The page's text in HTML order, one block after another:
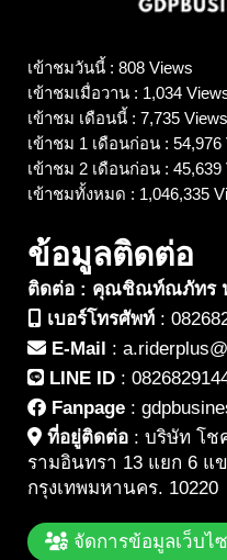
เข้าชมวันนี้ : 808 Views
เข้าชมเมื่อวาน : 1,034
เข้าชม เดือนนี้ : 7,735 Views
เข้าชม 1 เดือนก่อน : 54,976
เข้าชม 2 เดือนก่อน : 45,639
เข้าชมทั้งหมด : 1,046,335
ข้อมูลติดต่อ
ติดต่อ : คุณชิณท์ณภัทร ห
เบอร์โทรศัพท์ :
E-Mail :
LINE ID :
Fanpage :
ที่อยู่ติดต่อ : บริษัท โช
รามอินทรา 13 แยก 6 แ
กรุงเทพมหานคร. 10220
จัดการข้อมูลเว็บไ